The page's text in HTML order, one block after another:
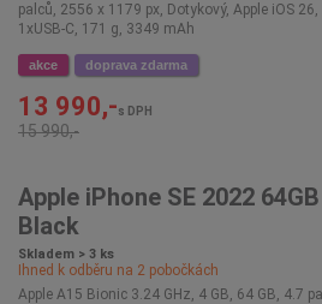
palců, 2556 x 1179 px, Dotykový, Apple iOS 26,
1xUSB-C, 171 g, 3349 mAh
akce doprava zdarma
13 990,-s DPH
15 990,-
Apple iPhone SE 2022 64GB
Black
Skladem > 3 ks
Ihned k odběru na 2 pobočkách
Apple A15 Bionic 3.24 GHz, 4 GB, 64 GB, 4.7